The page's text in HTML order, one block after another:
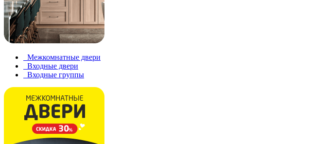
Межкомнатные двери
Входные двери
Входные группы